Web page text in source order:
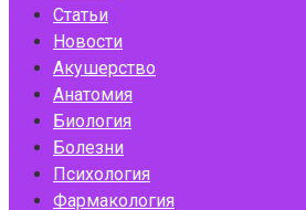
Статьи
Новости
Акушерство
Анатомия
Биология
Болезни
Психология
Фармакология